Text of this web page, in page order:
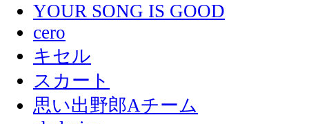
YOUR SONG IS GOOD
cero
キセル
スカート
思い出野郎Aチーム